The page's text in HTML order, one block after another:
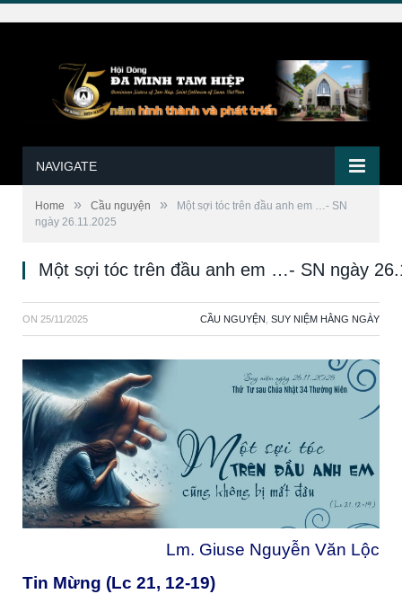
NAVIGATE
Home » Cầu nguyện »
Một sợi tóc trên đầu anh em …- SN
ngày 26.11.2025
Một sợi tóc trên đầu anh em …- SN ngày
ON 25/11/2025 CẦU NGUYỆN SUY NIỆM HẰNG NGÀY
Lm. Giuse Nguyễn Văn Lộc
Tin Mừng (Lc 21, 12-19)